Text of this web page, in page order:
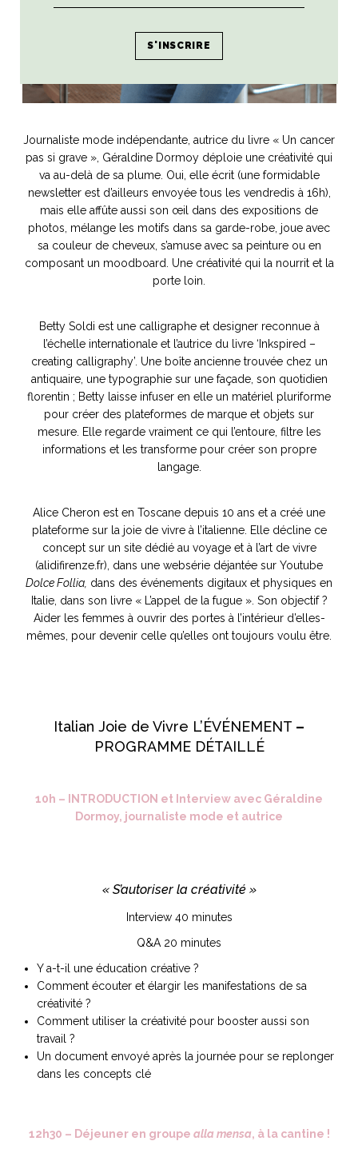
Journaliste mode indépendante, autrice du livre « Un cancer
pas si grave », Géraldine Dormoy déploie une créativité qui
va au-delà de sa plume. Oui, elle écrit (une formidable
newsletter est d’ailleurs envoyée tous les vendredis à 16h),
mais elle affûte aussi son œil dans des expositions de
photos, mélange les motifs dans sa garde-robe, joue avec
sa couleur de cheveux, s’amuse avec sa peinture ou en
composant un moodboard. Une créativité qui la nourrit et la
porte loin.
Betty Soldi est une calligraphe et designer reconnue à
l’échelle internationale et l’autrice du livre ‘Inkspired –
creating calligraphy’. Une boîte ancienne trouvée chez un
antiquaire, une typographie sur une façade, son quotidien
florentin ; Betty laisse infuser en elle un matériel pluriforme
pour créer des plateformes de marque et objets sur
mesure. Elle regarde vraiment ce qui l’entoure, filtre les
informations et les transforme pour créer son propre
langage.
Alice Cheron est en Toscane depuis 10 ans et a créé une
plateforme sur la joie de vivre à l’italienne. Elle décline ce
concept sur un site dédié au voyage et à l’art de vivre
(alidifirenze.fr), dans une websérie déjantée sur Youtube
Dolce Follia, dans des événements digitaux et physiques en
Italie, dans son livre « L’appel de la fugue ». Son objectif ?
Aider les femmes à ouvrir des portes à l’intérieur d’elles-
mêmes, pour devenir celle qu’elles ont toujours voulu être.
Italian Joie de Vivre L’ÉVÉNEMENT –
PROGRAMME DÉTAILLÉ
10h – INTRODUCTION et Interview avec Géraldine
Dormoy, journaliste mode et autrice
« S’autoriser la créativité »
Interview 40 minutes
Q&A 20 minutes
Y a-t-il une éducation créative ?
Comment écouter et élargir les manifestations de sa
créativité ?
Comment utiliser la créativité pour booster aussi son
travail ?
Un document envoyé après la journée pour se replonger
dans les concepts clé
12h30 – Déjeuner en groupe alla mensa, à la cantine !